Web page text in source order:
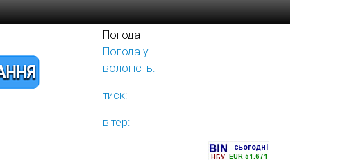
Погода
Погода у
вологість:
тиск:
вітер: